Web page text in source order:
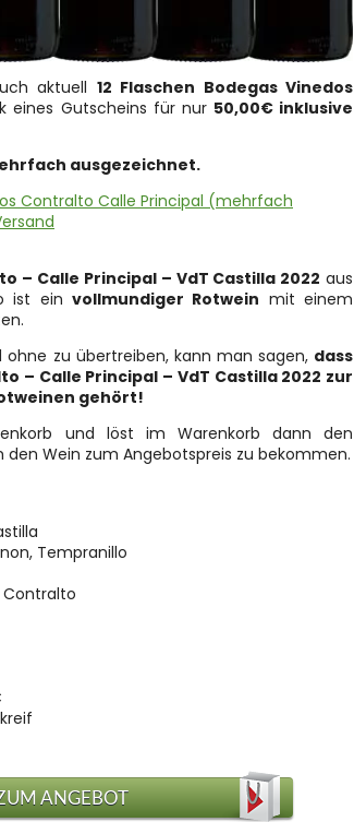
aktuell 12 Flaschen Bodegas Vinedos
eines Gutscheins für nur 50,00€ inklusive
ausgezeichnet.
Contralto Calle Principal (mehrfach
– Calle Principal – VdT Castilla 2022 aus
ist ein vollmundiger Rotwein mit einem
zu übertreiben, kann man sagen, dass
– Calle Principal – VdT Castilla 2022 zur
gehört!
und löst im Warenkorb dann den
den Wein zum Angebotspreis zu bekommen.
Tempranillo
Contralto
ANGEBOT